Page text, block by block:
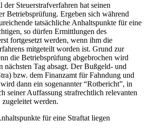
Steuerstrafverfahren hat seinen
Betriebsprüfung. Ergeben sich während
tatsächliche Anhaltspunkte für eine
so dürfen Ermittlungen des
fortgesetzt werden, wenn ihm die
mitgeteilt worden ist. Grund zur
die Betriebsprüfung abgebrochen wird
nächsten Tag absagt. Der Bußgeld- und
bzw. dem Finanzamt für Fahndung und
dann ein sogenannter “Rotbericht”, in
seiner Auffassung strafrechtlich relevanten
werden.
für eine Straftat liegen